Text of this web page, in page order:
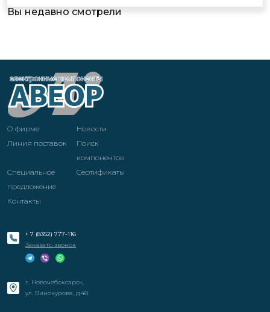
Вы недавно смотрели
О фирме
Новости
Линия поставок
Поиск
компонентов
Специальное
предложение
Cертификаты
Контакты
+ 7 (8352) 777-116
Заказать звонок
г. Новочебоксарск,
ул. Винокурова, д.48